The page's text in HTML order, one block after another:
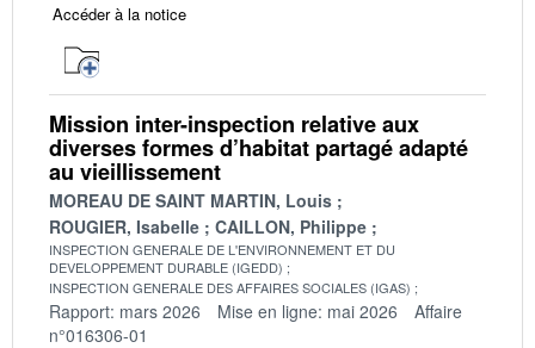
Accéder à la notice
Mission inter-inspection relative aux
diverses formes d’habitat partagé adapté
au vieillissement
MOREAU DE SAINT MARTIN, Louis
ROUGIER, Isabelle
CAILLON, Philippe
INSPECTION GENERALE DE L'ENVIRONNEMENT ET DU
DEVELOPPEMENT DURABLE (IGEDD)
INSPECTION GENERALE DES AFFAIRES SOCIALES (IGAS)
Rapport: mars 2026 Mise en ligne: mai 2026
Affaire
n°016306-01